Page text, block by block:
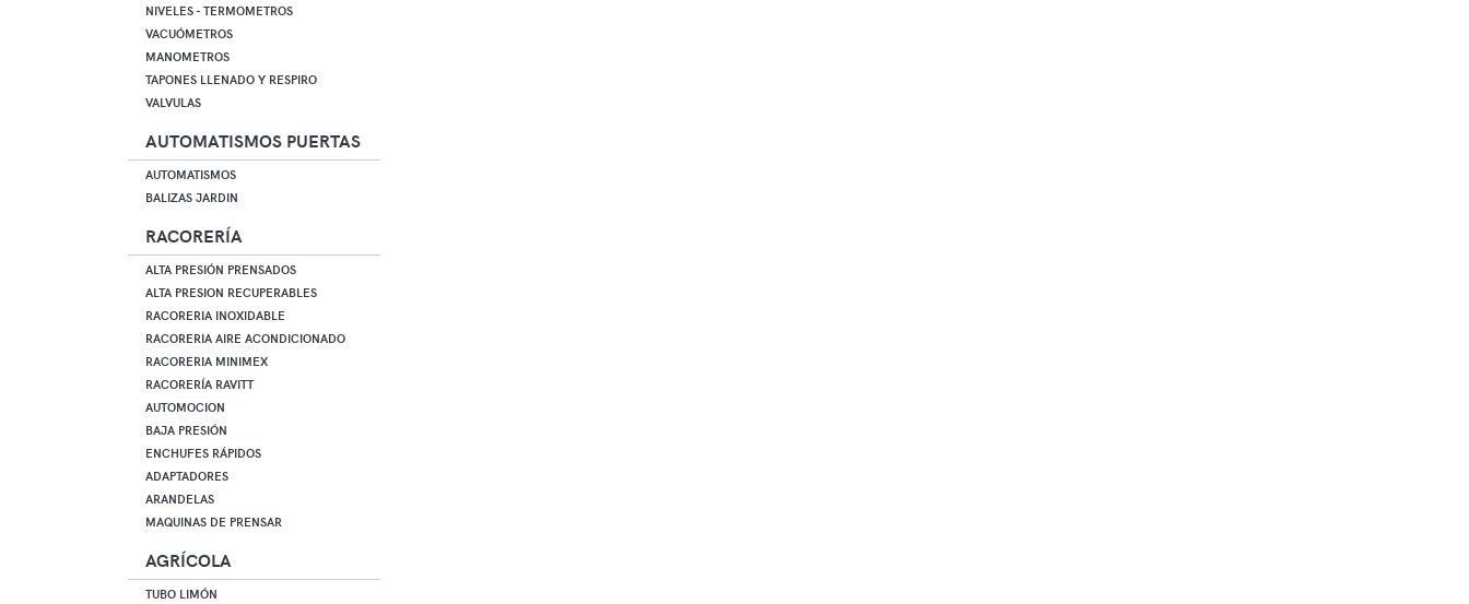
NIVELES - TERMOMETROS
VACUÓMETROS
MANOMETROS
TAPONES LLENADO Y RESPIRO
VALVULAS
AUTOMATISMOS PUERTAS
AUTOMATISMOS
BALIZAS JARDIN
RACORERÍA
ALTA PRESIÓN PRENSADOS
ALTA PRESION RECUPERABLES
RACORERIA INOXIDABLE
RACORERIA AIRE ACONDICIONADO
RACORERIA MINIMEX
RACORERÍA RAVITT
AUTOMOCION
BAJA PRESIÓN
ENCHUFES RÁPIDOS
ADAPTADORES
ARANDELAS
MAQUINAS DE PRENSAR
AGRÍCOLA
TUBO LIMÓN